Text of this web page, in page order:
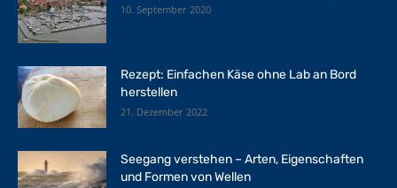
10. September 2020
Rezept: Einfachen Käse ohne Lab an Bord
herstellen
21. Dezember 2022
Seegang verstehen – Arten, Eigenschaften
und Formen von Wellen